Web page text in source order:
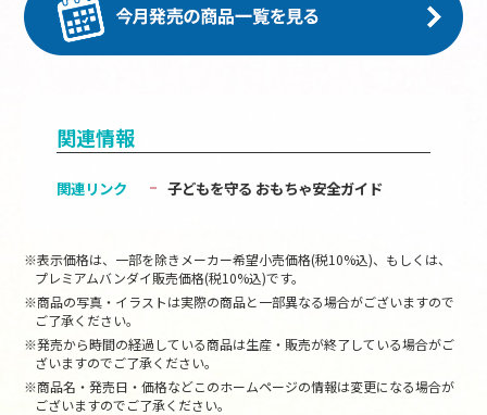
関連情報
関連リンク 子どもを守る おもちゃ安全ガイド
※表示価格は、一部を除きメーカー希望小売価格(税10%込)、もしくは、
プレミアムバンダイ販売価格(税10%込)です。
※商品の写真・イラストは実際の商品と一部異なる場合がございますので
ご了承ください。
※発売から時間の経過している商品は生産・販売が終了している場合がご
ざいますのでご了承ください。
※商品名・発売日・価格などこのホームページの情報は変更になる場合が
ございますのでご了承ください。